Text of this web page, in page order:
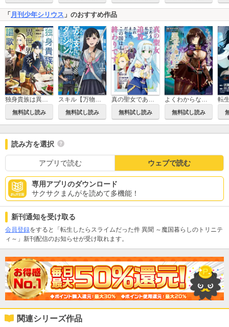
「 月刊少年シリウス 」のおすすめ作品
無料試し読み 無料試し読み 無料試し読み 無料試し読み
読み方を選択
アプリで読む ウェブで読む
専用アプリのダウンロード
サクサクまんがを読めて多機能！
新刊通知を受け取る
会員登録をすると「転生したらスライムだった件 異聞 ～魔国暮らしのトリニテ
ィ～」新刊配信のお知らせが受け取れます。
関連シリーズ作品